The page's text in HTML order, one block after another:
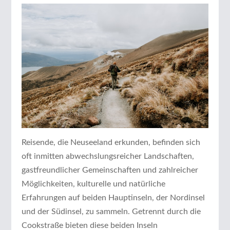
Reisende, die Neuseeland erkunden, befinden sich
oft inmitten abwechslungsreicher Landschaften,
gastfreundlicher Gemeinschaften und zahlreicher
Möglichkeiten, kulturelle und natürliche
Erfahrungen auf beiden Hauptinseln, der Nordinsel
und der Südinsel, zu sammeln. Getrennt durch die
Cookstraße bieten diese beiden Inseln